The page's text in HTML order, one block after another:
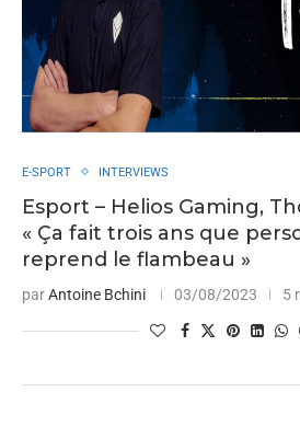
E-SPORT INTERVIEWS
Esport – Helios Gaming,
« Ça fait trois ans que
reprend le flambeau »
parAntoine Bchini 03/08/2023 5